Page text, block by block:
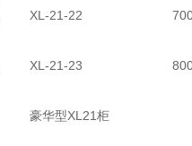
XL-21-22
XL-21-23
豪华型XL21柜